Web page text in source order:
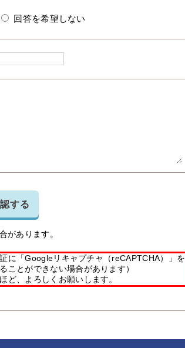
回答を希望しない
する
があります。
に「Googleリキャプチャ（reCAPTCHA）」を
ことができない場合があります）
ど、よろしくお願いします。